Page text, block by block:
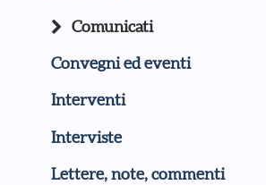
Comunicati
Convegni ed eventi
Interventi
Interviste
Lettere, note, commenti